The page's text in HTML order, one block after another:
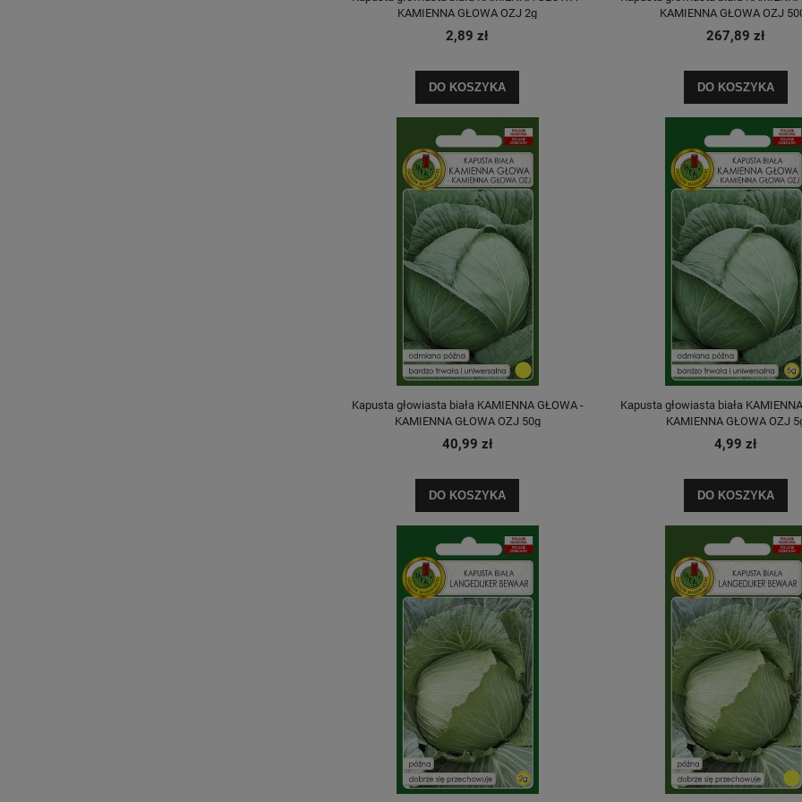
KAMIENNA GŁOWA OZJ 2g
2,89 zł
DO KOSZYKA
KAMIENNA GŁOWA OZJ
267,89 zł
DO KOSZYKA
Kapusta głowiasta biała KAMIENNA GŁOWA -
KAMIENNA GŁOWA OZJ 50g
40,99 zł
DO KOSZYKA
Kapusta głowiasta biała
KAMIENNA GŁOWA OZJ
4,99 zł
DO KOSZYKA